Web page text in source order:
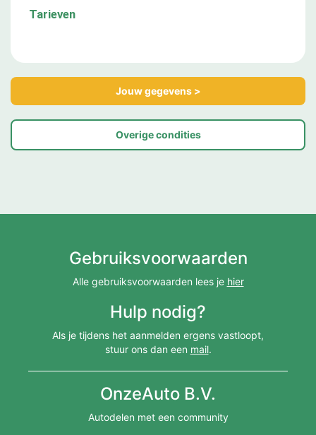
Tarieven
Jouw gegevens >
Overige condities
Gebruiksvoorwaarden
Alle gebruiksvoorwaarden lees je hier
Hulp nodig?
Als je tijdens het aanmelden ergens vastloopt,
stuur ons dan een mail.
OnzeAuto B.V.
Autodelen met een community